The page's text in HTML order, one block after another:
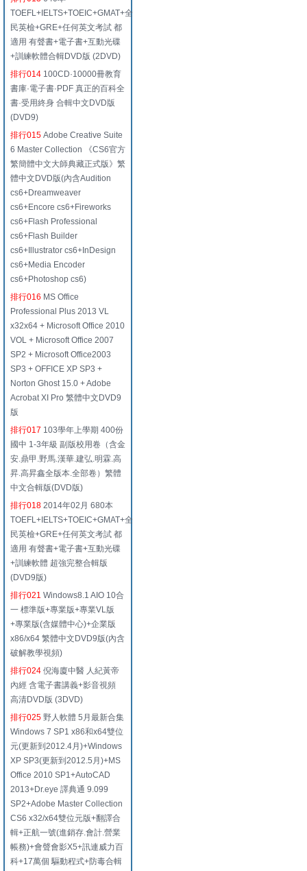
TOEFL+IELTS+TOEIC+GMAT+全
民英檢+GRE+任何英文考試 都
適用 有聲書+電子書+互動光碟
+訓練軟體合輯DVD版 (2DVD)
排行014 100CD·10000冊教育
書庫·電子書·PDF 真正的百科全
書·受用終身 合輯中文DVD版
(DVD9)
排行015 Adobe Creative Suite
6 Master Collection 《CS6官方
繁簡體中文大師典藏正式版》繁
體中文DVD版(內含Audition
cs6+Dreamweaver
cs6+Encore cs6+Fireworks
cs6+Flash Professional
cs6+Flash Builder
cs6+Illustrator cs6+InDesign
cs6+Media Encoder
cs6+Photoshop cs6)
排行016 MS Office
Professional Plus 2013 VL
x32x64 + Microsoft Office 2010
VOL + Microsoft Office 2007
SP2 + Microsoft Office2003
SP3 + OFFICE XP SP3 +
Norton Ghost 15.0 + Adobe
Acrobat XI Pro 繁體中文DVD9
版
排行017 103學年上學期 400份
國中 1-3年級 副版校用卷（含金
安.鼎甲.野馬.漢華.建弘.明霖.高
昇.高昇鑫全版本.全部卷）繁體
中文合輯版(DVD版)
排行018 2014年02月 680本
TOEFL+IELTS+TOEIC+GMAT+全
民英檢+GRE+任何英文考試 都
適用 有聲書+電子書+互動光碟
+訓練軟體 超強完整合輯版
(DVD9版)
排行021 Windows8.1 AIO 10合
一 標準版+專業版+專業VL版
+專業版(含媒體中心)+企業版
x86/x64 繁體中文DVD9版(內含
破解教學視頻)
排行024 倪海廈中醫 人紀黃帝
內經 含電子書講義+影音視頻
高清DVD版 (3DVD)
排行025 野人軟體 5月最新合集
Windows 7 SP1 x86和x64雙位
元(更新到2012.4月)+Windows
XP SP3(更新到2012.5月)+MS
Office 2010 SP1+AutoCAD
2013+Dr.eye 譯典通 9.099
SP2+Adobe Master Collection
CS6 x32/x64雙位元版+翻譯合
輯+正航一號(進銷存.會計.營業
帳務)+會聲會影X5+訊連威力百
科+17萬個 驅動程式+防毒合輯